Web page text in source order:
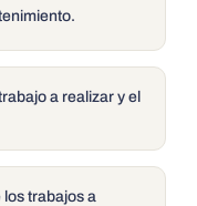
a realizar y el
trabajos a